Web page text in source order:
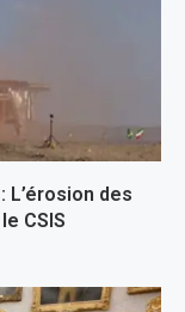
L’érosion des
CSIS